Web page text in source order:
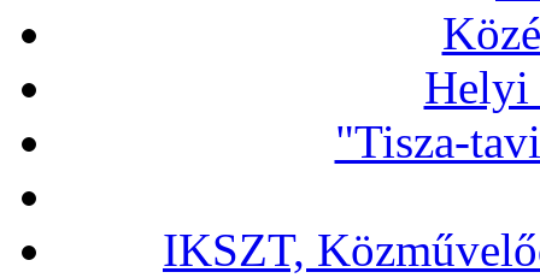
Helyi
"Tisza-
IKSZT,